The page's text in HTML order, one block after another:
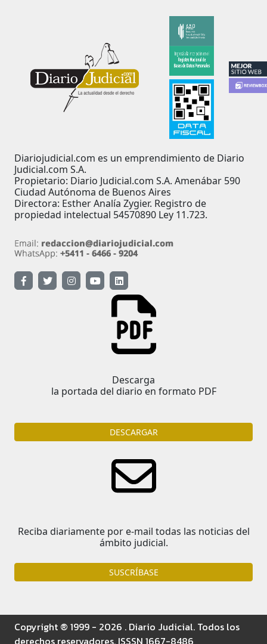
Diariojudicial.com es un emprendimiento de Diario
Judicial.com S.A.
Propietario: Diario Judicial.com S.A. Amenábar 590
Ciudad Autónoma de Buenos Aires
Directora: Esther Analía Zygier. Registro de
propiedad intelectual 54570890 Ley 11.723.
Descarga
la portada del diario en formato PDF
DESCARGAR
Reciba diariamente por e-mail todas las noticias del
ámbito judicial.
SUSCRÍBASE
Copyright ® 1999 - 2026 . Diario Judicial. Todos los